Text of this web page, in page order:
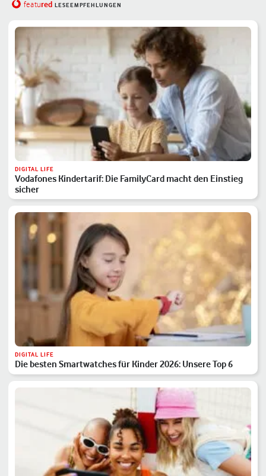
featured LESEEMPFEHLUNGEN
DIGITAL LIFE
Vodafones Kindertarif: Die FamilyCard macht den Einstieg
sicher
DIGITAL LIFE
Die besten Smartwatches für Kinder 2026: Unsere Top 6